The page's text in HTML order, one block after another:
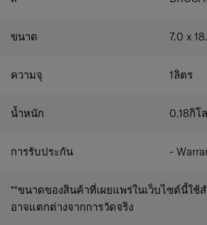
- การรับประกัน : ไม่มีการรับประกัน
ขนาด 7.0 x
ความจุ 1ลิตร
น้ำหนัก 0.18กิโ
การรับประกัน -
**ขนาดของสินค้าที่เผยแพร่ในเว็บไซต์นี้ใช้
อาจแตกต่างจากการวัดจริง